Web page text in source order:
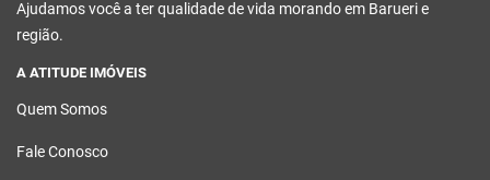
Ajudamos você a ter qualidade de vida morando em Barueri e
região.
A ATITUDE IMÓVEIS
Quem Somos
Fale Conosco